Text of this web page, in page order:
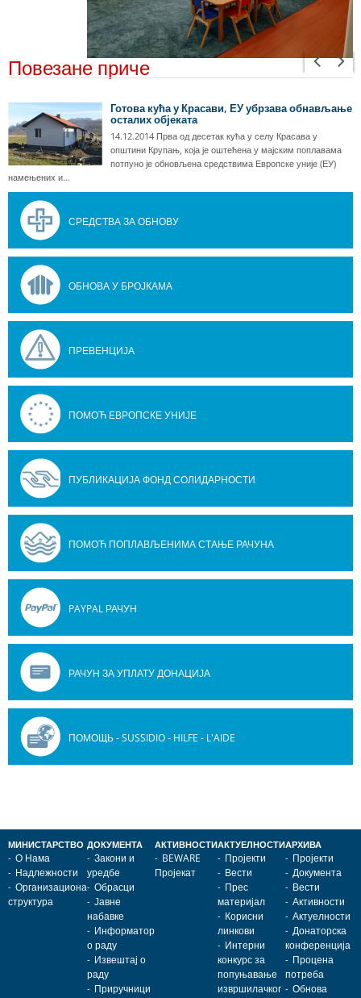
Повезане приче
Готова кућа у Красави, ЕУ убрзава обнављање
осталих објеката
14.12.2014 Прва од десетак кућа у селу Красава у
општини Крупањ, која је оштећена у мајским поплавама
потпуно је обновљена средствима Европске уније (ЕУ)
намењених и…
СРЕДСТВА ЗА ОБНОВУ
ОБНОВА У БРОЈКАМА
ПРЕВЕНЦИЈА
ПОМОЋ ЕВРОПСКЕ УНИЈЕ
ПУБЛИКАЦИЈА ФОНД СОЛИДАРНОСТИ
ПОМОЋ ПОПЛАВЉЕНИМА СТАЊЕ РАЧУНА
PAYPAL РАЧУН
РАЧУН ЗА УПЛАТУ ДОНАЦИЈА
ПОМОЩЬ - SUSSIDIO - HILFE - L'AIDE
МИНИСТАРСТВО
О Нама
Надлежности
Организациона
структура
ДОКУМЕНТА
Закони и
уредбе
Обрасци
Јавне
набавке
Информатор
о раду
Извештај о
раду
Приручници
АКТИВНОСТИ
BEWARE
Пројекат
АКТУЕЛНОСТИ
Пројекти
Вести
Прес
материјал
Корисни
линкови
Интерни
конкурс за
попуњавање
извршилачког
АРХИВА
Пројекти
Документа
Вести
Активности
Актуелности
Донаторска
конференција
Процена
потреба
Обнова